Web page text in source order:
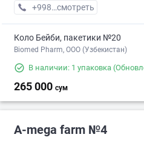
+998 (71) XXX-XX-XX
смотреть
Коло Бейби, пакетики №20
Biomed Pharm, OOO (Узбекистан)
В наличии: 1 упаковка
265 000 сум
A-mega farm №4